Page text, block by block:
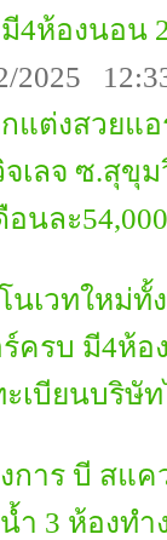
4ห้องนอน
2025
แต่งสวยแอ
จเลจ ซ.สุขุ
นละ
นเวทใหม่
ครบ มี4ห้
ะเบียนบริษั
าร บี สแค
ำ 3 ห้องท